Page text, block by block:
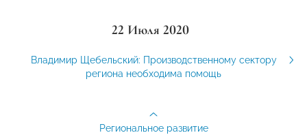
22 Июля 2020
Владимир Щебельский: Производственному сектору
региона необходима помощь
Региональное развитие